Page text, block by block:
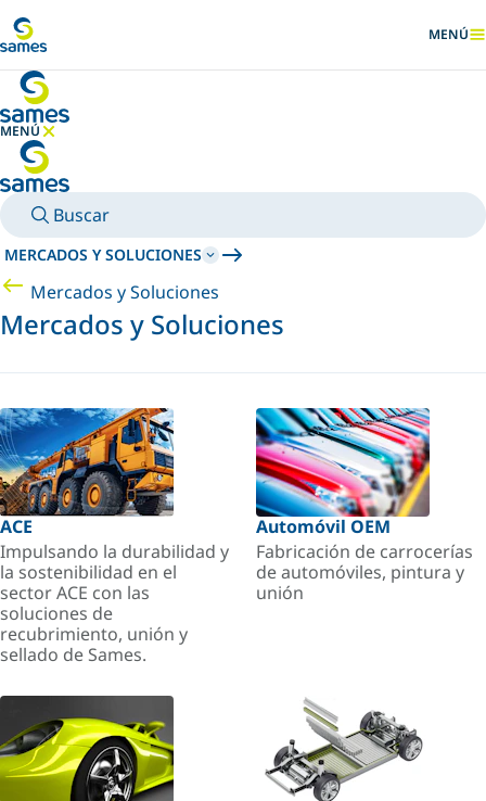
MENÚ
MENÚ
OCULTAR MENÚ
Buscar
MERCADOS Y SOLUCIONES
Mercados y Soluciones
Mercados y Soluciones
ACE
Impulsando la durabilidad y
la sostenibilidad en el
sector ACE con las
soluciones de
recubrimiento, unión y
sellado de Sames.
Automóvil OEM
Fabricación de carrocerías
de automóviles, pintura y
unión